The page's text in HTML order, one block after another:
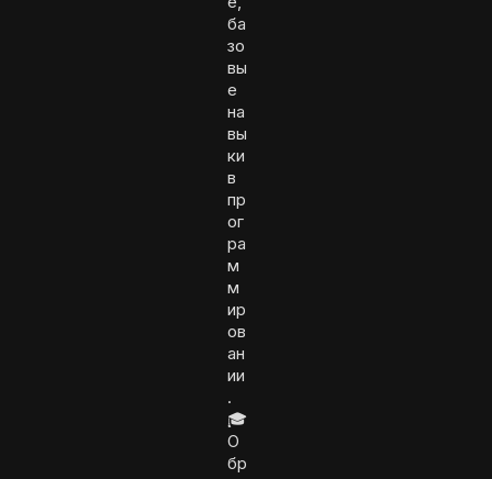
ба
зо
вы
е
на
вы
ки
в
пр
ог
ра
м
м
ир
ов
ан
ии
.
🎓
О
бр